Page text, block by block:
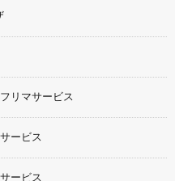
リマサービス
ービス
ービス